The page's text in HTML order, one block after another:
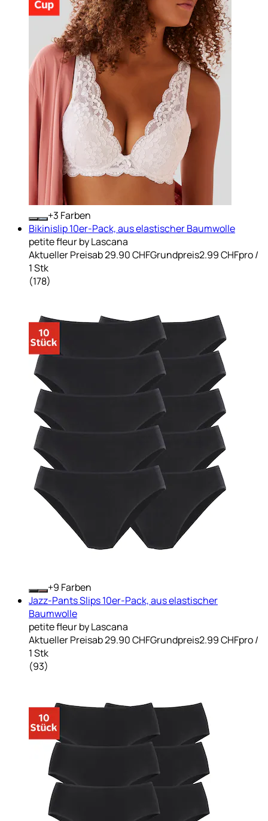
+ Farben
Bikinislip 10er-Pack, aus elastischer Baumwolle
petite fleur by Lascana
Aktueller Preisab29.90 CHFGrundpreis2.99 CHFpro/
1 Stk
(178)
+
Farben
Jazz-Pants Slips 10er-Pack, aus elastischer
Baumwolle
petite fleur by Lascana
Aktueller Preisab29.90 CHFGrundpreis2.99 CHFpro/
1 Stk
(93)